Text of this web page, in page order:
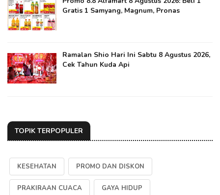
Gratis 1 Samyang, Magnum, Pronas
Ramalan Shio Hari Ini Sabtu 8 Agustus 2026,
Cek Tahun Kuda Api
TOPIK TERPOPULER
KESEHATAN PROMO DAN DISKON
PRAKIRAAN CUACA GAYA HIDUP